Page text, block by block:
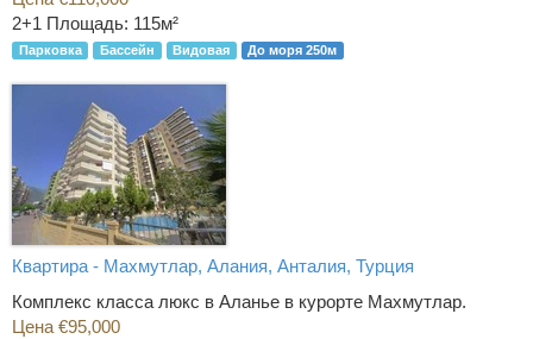
2+1 Площадь: 115м²
Парковка Бассейн Видовая До моря 250м
Квартира - Махмутлар, Алания, Анталия, Турция
Комплекс класса люкс в Аланье в курорте Махмутлар.
Цена €95,000